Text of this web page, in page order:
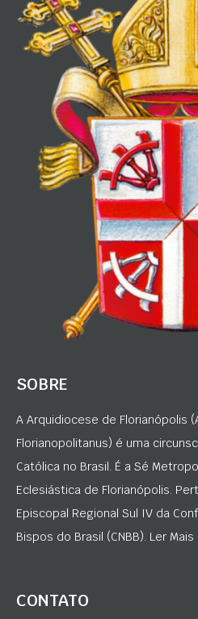
SOBRE
A Arquidiocese de Florianópolis
Florianopolitanus) é uma
Católica no Brasil. É a Sé
Eclesiástica de Florianópolis.
Episcopal Regional Sul IV da
Bispos do Brasil (CNBB). Ler Mais
CONTATO